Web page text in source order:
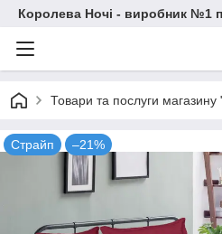
Королева Ночі - виробник №1
Товари та послуги
Страйп –21%